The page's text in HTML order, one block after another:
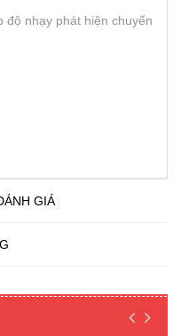
độ nhạy phát hiện chuyển
GIÁ